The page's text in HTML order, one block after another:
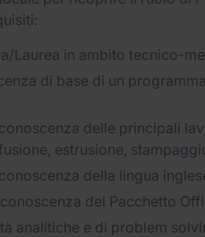
Laurea in ambito tecnico-
di base di un
delle principali
estrusione,
della lingua
del Pacchetto
analitiche e di problem